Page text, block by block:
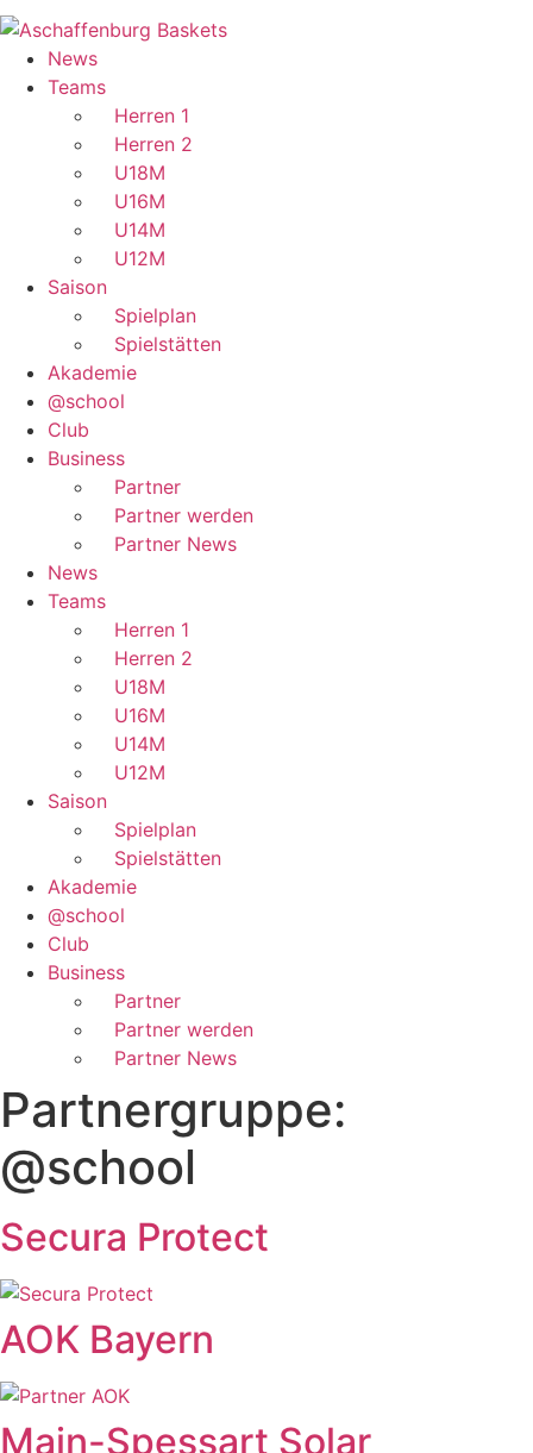
News
Teams
Herren 1
Herren 2
U18M
U16M
U14M
U12M
Saison
Spielplan
Spielstätten
Akademie
@school
Club
Business
Partner
Partner werden
Partner News
News
Teams
Herren 1
Herren 2
U18M
U16M
U14M
U12M
Saison
Spielplan
Spielstätten
Akademie
@school
Club
Business
Partner
Partner werden
Partner News
Partnergruppe:
@school
Secura Protect
AOK Bayern
Main-Spessart Solar